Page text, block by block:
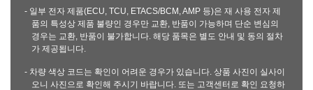
- 일부 전자 제품(ECU, TCU, ETACS/BCM, AMP 등)은 재 사용 전자 제
품의 특성상 제품 불량인 경우만 교환, 반품이 가능하며 단순 변심의
경우는 교환, 반품이 불가합니다. 해당 품목은 별도 안내 및 동의 절차
가 제공됩니다.
- 차량 색상 코드는 확인이 어려운 경우가 있습니다. 상품 사진이 실사이
오니 사진으로 확인해 주시기 바랍니다. 또는 고객센터로 확인 요청하